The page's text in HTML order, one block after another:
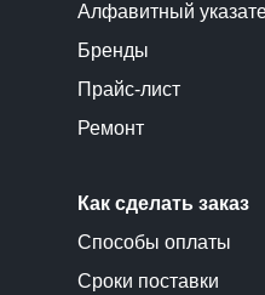
Алфавитный
Бренды
Прайс-лист
Ремонт
Как сделать заказ
Способы оплаты
Сроки поставки